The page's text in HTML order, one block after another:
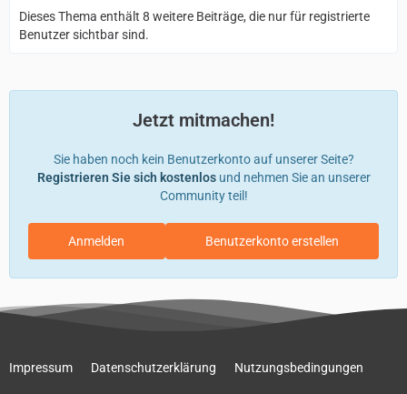
Dieses Thema enthält 8 weitere Beiträge, die nur für registrierte
Benutzer sichtbar sind.
Jetzt mitmachen!
Sie haben noch kein Benutzerkonto auf unserer Seite?
Registrieren Sie sich kostenlosund nehmen Sie an unserer
Community teil!
Benutzerkonto erstellen
Anmelden
Impressum Datenschutzerklärung Nutzungsbedingungen